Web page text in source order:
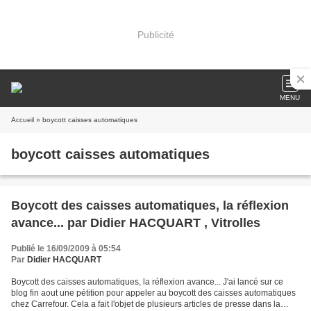
Publicité
MENU
Accueil » boycott caisses automatiques
boycott caisses automatiques
Boycott des caisses automatiques, la réflexion
avance... par Didier HACQUART , Vitrolles
Publié le 16/09/2009 à 05:54
Par Didier HACQUART
Boycott des caisses automatiques, la réflexion avance... J'ai lancé sur ce
blog fin aout une pétition pour appeler au boycott des caisses automatiques
chez Carrefour. Cela a fait l'objet de plusieurs articles de presse dans la